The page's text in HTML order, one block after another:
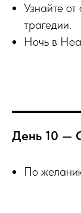
Узнайте от
трагедии.
Ночь в
День 10 —
По